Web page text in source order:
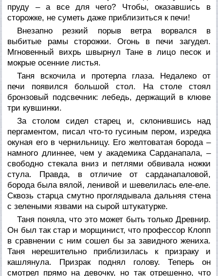
пруду – а все для чего? Чтобы, оказавшись в
сторожке, не суметь даже приблизиться к печи!
Внезапно резкий порыв ветра ворвался в
выбитые рамы сторожки. Огонь в печи загудел.
Мгновенный вихрь швырнул Тане в лицо песок и
мокрые осенние листья.
Таня вскочила и протерла глаза. Недалеко от
печи появился большой стол. На столе стоял
бронзовый подсвечник: лебедь, держащий в клюве
три кувшинки.
За столом сидел старец и, склонившись над
пергаментом, писал что-то гусиным пером, изредка
окуная его в чернильницу. Его желтоватая борода –
намного длиннее, чем у академика Сарданапала, –
свободно стекала вниз и петлями обвивала ножки
стула. Правда, в отличие от сарданапаловой,
борода была вялой, ленивой и шевелилась еле-еле.
Сквозь старца смутно проглядывала дальняя стена
с зелеными язвами на сырой штукатурке.
Таня поняла, что это может быть только Древнир.
Он был так стар и морщинист, что профессор Клопп
в сравнении с ним сошел бы за завидного жениха.
Таня нерешительно приблизилась к призраку и
кашлянула. Призрак поднял голову. Теперь он
смотрел прямо на девочку, но так отрешенно, что